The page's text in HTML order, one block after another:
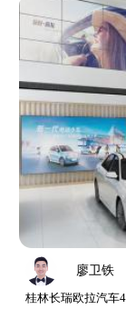
廖卫铁
桂林长瑞欧拉汽车